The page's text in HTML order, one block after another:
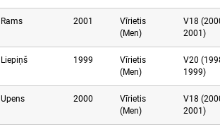
Rams 2001
Vīrietis
(Men)
V18
2001)
Liepiņš 1999
Vīrietis
(Men)
V20
1999)
Upens 2000
Vīrietis
(Men)
V18
2001)